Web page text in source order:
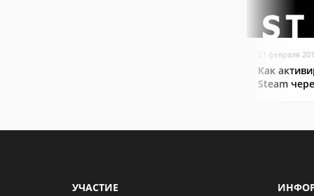
21 февраля
Как
Steam
УЧАСТИЕ